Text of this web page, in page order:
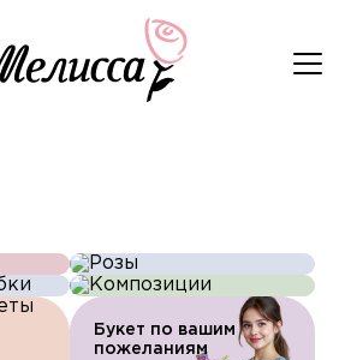
Розы
Букет по вашим
пожеланиям